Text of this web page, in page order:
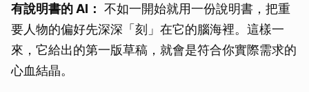
有說明書的 AI： 不如一開始就用一份說明書，把重
要人物的偏好先深深「刻」在它的腦海裡。這樣一
來，它給出的第一版草稿，就會是符合你實際需求的
心血結晶。